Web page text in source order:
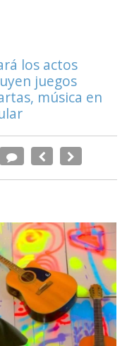
los actos
juegos
música en